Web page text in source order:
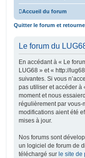
Accueil du forum
Quitter le forum et
Le forum du
En accédant à « Le
LUG68 » et « http://
suivantes. Si vous
pas utiliser et accéder à
moment et nous
régulièrement par vous-
modifications aient été
mises à jour.
Nos forums sont
un logiciel de forum de
téléchargé sur le site de